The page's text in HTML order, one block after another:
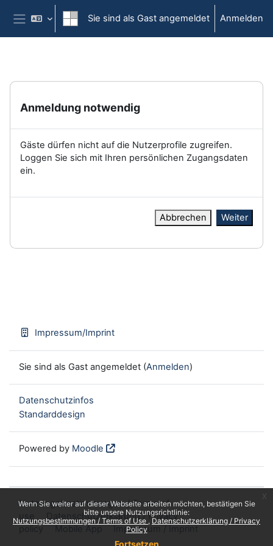
Zum Hauptinhalt
Wenn Sie weiter auf dieser Webseite arbeiten möchten, bestätigen Sie
bitte unsere Nutzungsrichtlinie:
Nutzungsbestimmungen / Terms of Use
Datenschutzerklärung / Privacy
Policy
Fortsetzen
Website-Übersicht
Sie sind als Gast angemeldet Anmelden
Anmeldung notwendig
Gäste dürfen nicht auf die Nutzerprofile zugreifen.
Loggen Sie sich mit Ihren persönlichen Zugangsdaten
ein.
Abbrechen Weiter
Impressum/Imprint
Sie sind als Gast angemeldet (Anmelden)
Datenschutzinfos
Standarddesign
Powered by Moodle
Nutzungsbestimmungen / Terms of
use
Datenschutzerklärung / Privacy
policy
Mobile App Impressum / Imprint